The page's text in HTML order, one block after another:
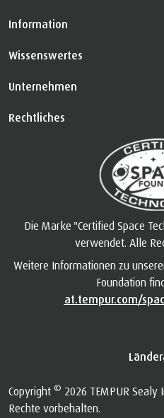
Information
Wissenswertes
Unternehmen
Rechtliches
Die Marke "Certified Space
verwendet. Alle
Weitere Informationen zu
Foundation
at.tempur.com/
Copyright © 2026 TEMPUR
Rechte vorbehalten.